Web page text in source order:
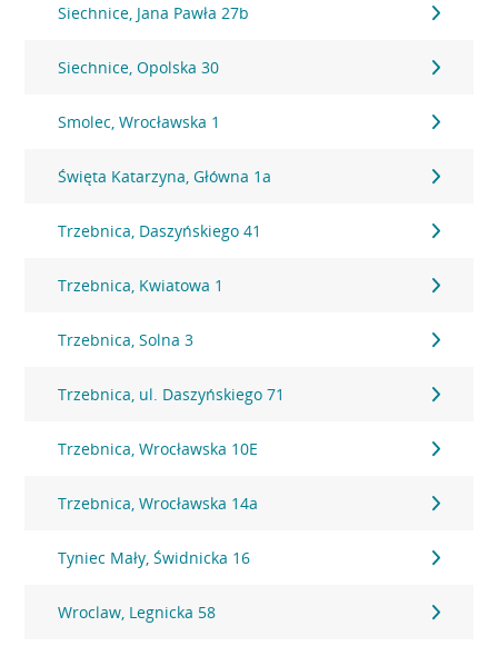
Siechnice, Jana Pawła 27b
Siechnice, Opolska 30
Smolec, Wrocławska 1
Święta Katarzyna, Główna 1a
Trzebnica, Daszyńskiego 41
Trzebnica, Kwiatowa 1
Trzebnica, Solna 3
Trzebnica, ul. Daszyńskiego 71
Trzebnica, Wrocławska 10E
Trzebnica, Wrocławska 14a
Tyniec Mały, Świdnicka 16
Wroclaw, Legnicka 58